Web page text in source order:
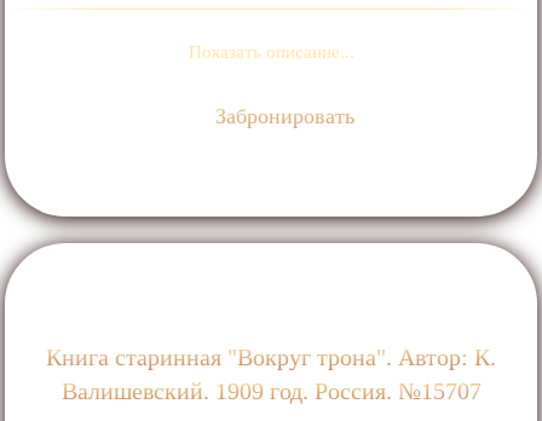
Показать описание...
Забронировать
Книга старинная "Вокруг трона". Автор: К.
Валишевский. 1909 год. Россия. №15707